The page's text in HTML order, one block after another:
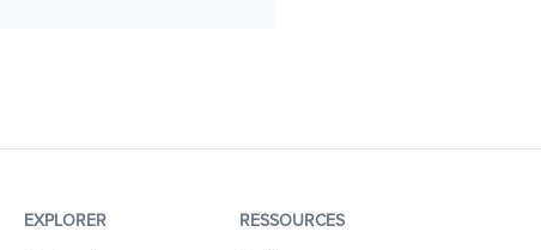
EXPLORER RESSOURCES